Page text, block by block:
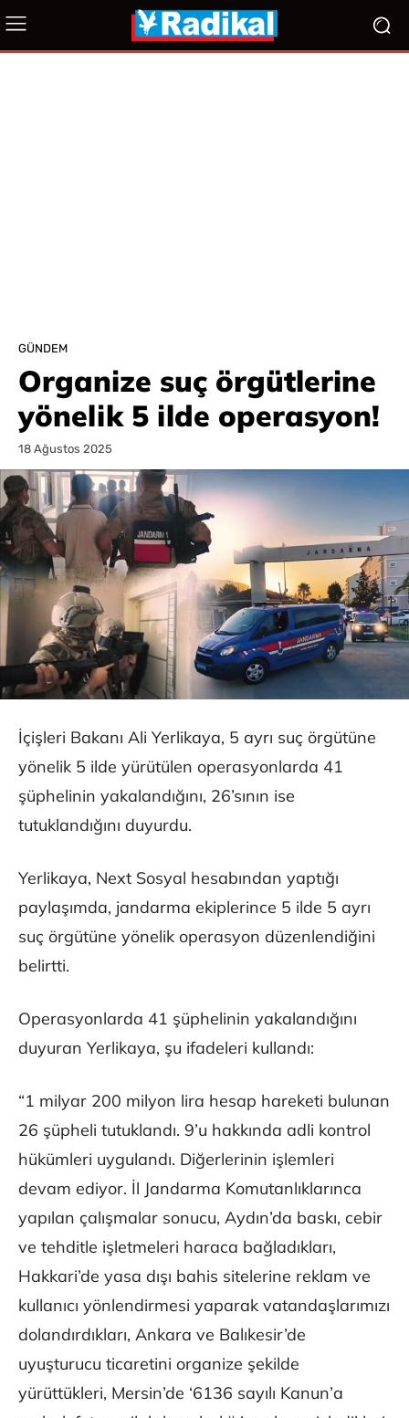
GÜNDEM
Organize suç örgütlerine
yönelik 5 ilde operasyon!
18 Ağustos 2025
İçişleri Bakanı Ali Yerlikaya, 5 ayrı suç örgütüne
yönelik 5 ilde yürütülen operasyonlarda 41
şüphelinin yakalandığını, 26’sının ise
tutuklandığını duyurdu.
Yerlikaya, Next Sosyal hesabından yaptığı
paylaşımda, jandarma ekiplerince 5 ilde 5 ayrı
suç örgütüne yönelik operasyon düzenlendiğini
belirtti.
Operasyonlarda 41 şüphelinin yakalandığını
duyuran Yerlikaya, şu ifadeleri kullandı:
“1 milyar 200 milyon lira hesap hareketi bulunan
26 şüpheli tutuklandı. 9’u hakkında adli kontrol
hükümleri uygulandı. Diğerlerinin işlemleri
devam ediyor. İl Jandarma Komutanlıklarınca
yapılan çalışmalar sonucu, Aydın’da baskı, cebir
ve tehditle işletmeleri haraca bağladıkları,
Hakkari’de yasa dışı bahis sitelerine reklam ve
kullanıcı yönlendirmesi yaparak vatandaşlarımızı
dolandırdıkları, Ankara ve Balıkesir’de
uyuşturucu ticaretini organize şekilde
yürüttükleri, Mersin’de ‘6136 sayılı Kanun’a